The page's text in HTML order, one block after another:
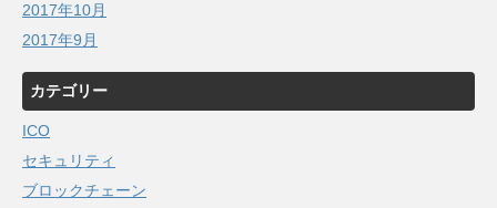
2017年10月
2017年9月
カテゴリー
ICO
セキュリティ
ブロックチェーン